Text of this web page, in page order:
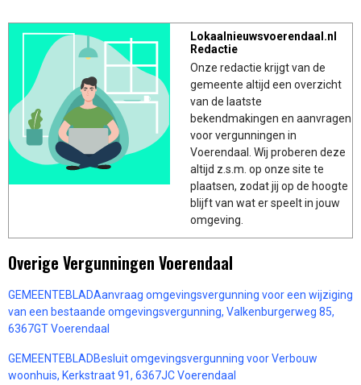
Lokaalnieuwsvoerendaal.nl
Redactie
Onze redactie krijgt van de
gemeente altijd een overzicht
van de laatste
bekendmakingen en aanvragen
voor vergunningen in
Voerendaal. Wij proberen deze
altijd z.s.m. op onze site te
plaatsen, zodat jij op de hoogte
blijft van wat er speelt in jouw
omgeving.
Overige Vergunningen Voerendaal
GEMEENTEBLADAanvraag omgevingsvergunning voor een wijziging
van een bestaande omgevingsvergunning, Valkenburgerweg 85,
6367GT Voerendaal
GEMEENTEBLADBesluit omgevingsvergunning voor Verbouw
woonhuis, Kerkstraat 91, 6367JC Voerendaal